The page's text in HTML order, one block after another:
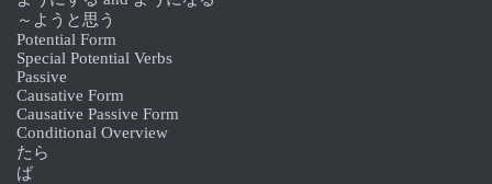
～ようと思う
Potential Form
Special Potential Verbs
Passive
Causative Form
Causative Passive Form
Conditional Overview
たら
ば